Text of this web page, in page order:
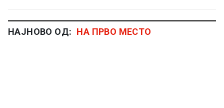
НАЈНОВО ОД: НА ПРВО МЕСТО